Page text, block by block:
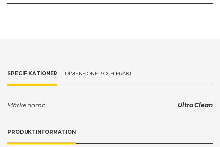
SPECIFIKATIONER DIMENSIONER OCH FRAKT
Märke namn Ultra Clean
PRODUKTINFORMATION